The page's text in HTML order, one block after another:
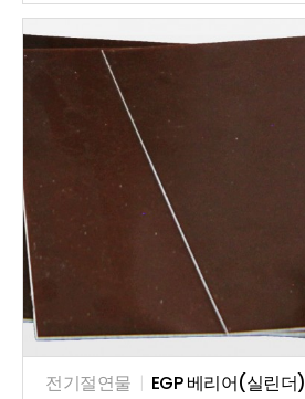
전기절연물 | EGP 베리어(실린더)